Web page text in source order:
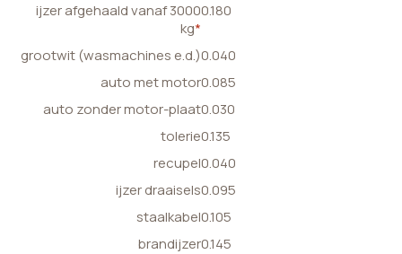
ijzer afgehaald vanaf 3000
kg*
0.180
grootwit (wasmachines e.d.)0.040
auto met motor0.085
auto zonder motor-plaat0.030
tolerie0.135
recupel0.040
ijzer draaisels0.095
staalkabel0.105
brandijzer0.145